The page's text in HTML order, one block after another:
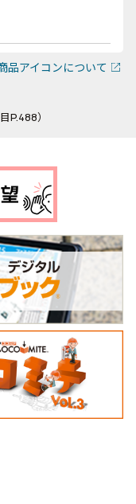
品アイコンについて
P.488）